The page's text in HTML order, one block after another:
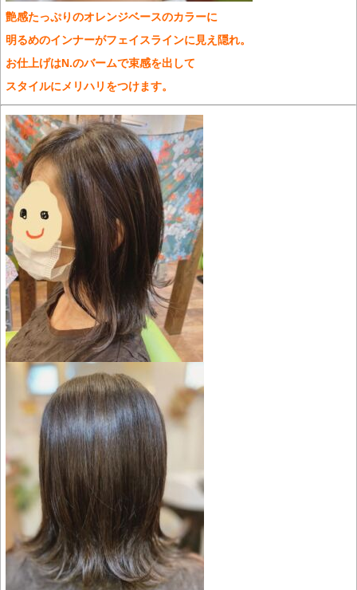
艶感たっぷりのオレンジベースのカラーに
明るめのインナーがフェイスラインに見え隠れ。
お仕上げはN.のバームで束感を出して
スタイルにメリハリをつけます。